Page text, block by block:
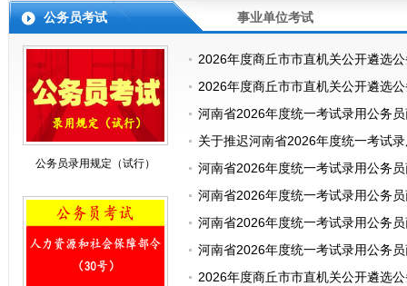
公务员考试 事业单位考试
公务员录用规定（试行）
2026年度商丘市市直机关公开遴选
2026年度商丘市市直机关公开遴选
河南省2026年度统一考试录用公务
关于推迟河南省2026年度统一考试
河南省2026年度统一考试录用公务
河南省2026年度统一考试录用公务
河南省2026年度统一考试录用公务
河南省2026年度统一考试录用公务
2026年度商丘市市直机关公开遴选